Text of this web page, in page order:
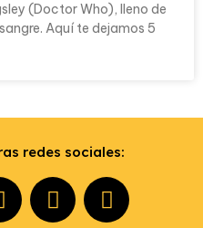
(Doctor Who), lleno de
Aquí te dejamos 5
redes sociales: